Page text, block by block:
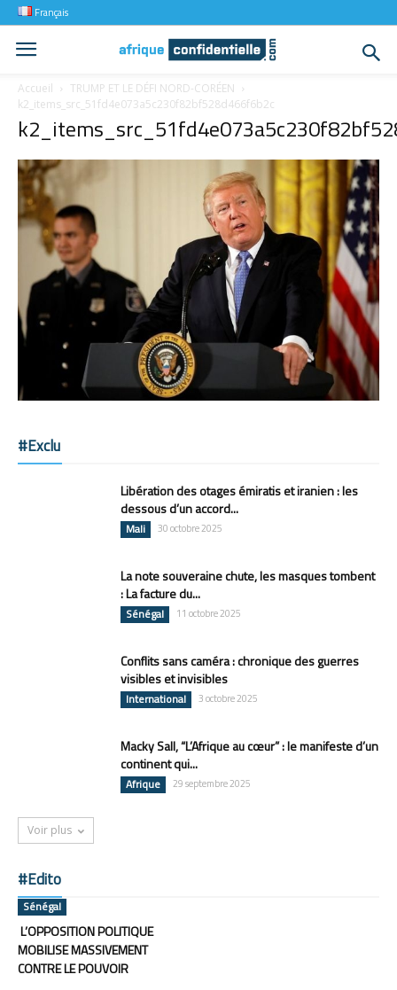
Français
Accueil
TRUMP ET LE DÉFI NORD-CORÉEN
k2_items_src_51fd4e073a5c230f82bf528d466f6b2c
#Exclu
Libération des otages émiratis et iranien : les
dessous d’un accord...
Mali 30 octobre 2025
La note souveraine chute, les masques tombent
: La facture du...
Sénégal 11 octobre 2025
Conflits sans caméra : chronique des guerres
visibles et invisibles
International 3 octobre 2025
Macky Sall, “L’Afrique au cœur” : le manifeste d’un
continent qui...
Afrique 29 septembre 2025
Voir plus
#Edito
Sénégal
L’OPPOSITION POLITIQUE
MOBILISE MASSIVEMENT
CONTRE LE POUVOIR